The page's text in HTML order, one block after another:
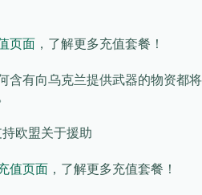
页面 ，了解更多充值套餐！
含有向乌克兰提供武器的物资都将
欧盟关于援助
值页面 ，了解更多充值套餐！